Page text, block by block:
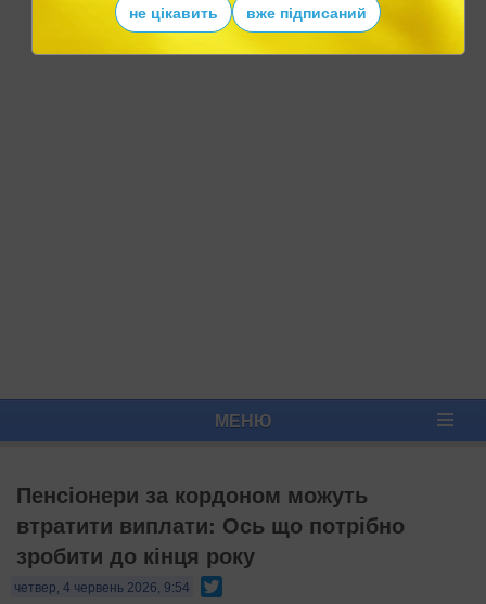
МЕНЮ
Пенсіонери за кордоном можуть
втратити виплати: Ось що потрібно
зробити до кінця року
четвер, 4 червень 2026, 9:54
не цікавить вже підписаний